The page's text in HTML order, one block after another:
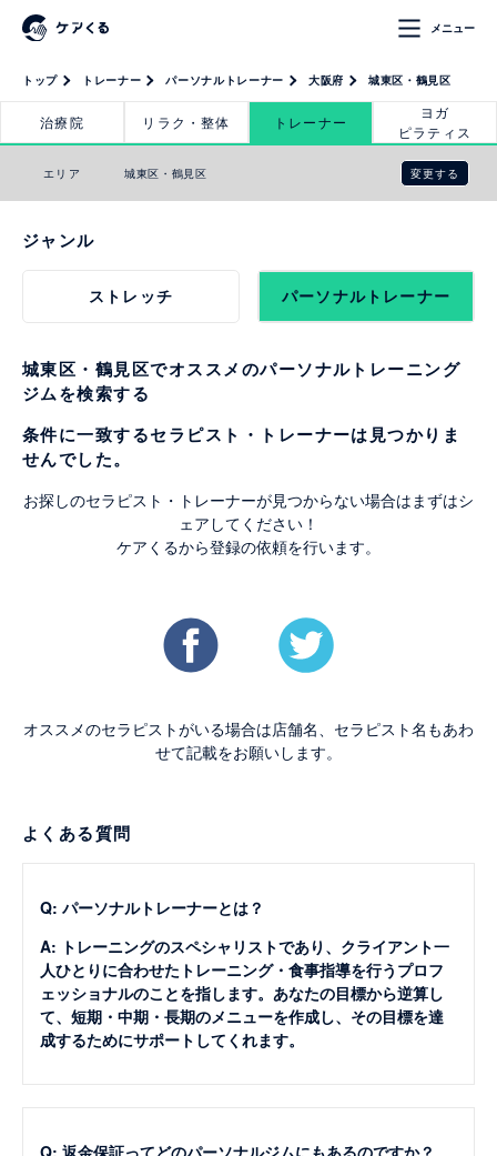
メニュー
トップ トレーナー パーソナルトレーナー 大阪府 城東区・鶴見区
治療院 リラク・整体 トレーナー
ヨガ
ピラティス
エリア 城東区・鶴見区 変更する
ジャンル
ストレッチ パーソナルトレーナー
城東区・鶴見区でオススメのパーソナルトレーニング
ジムを検索する
条件に一致するセラピスト・トレーナーは見つかりま
せんでした。
お探しのセラピスト・トレーナーが見つからない場合はまずはシ
ェアしてください！
ケアくるから登録の依頼を行います。
オススメのセラピストがいる場合は店舗名、セラピスト名もあわ
せて記載をお願いします。
よくある質問
Q: パーソナルトレーナーとは？
A: トレーニングのスペシャリストであり、クライアント一
人ひとりに合わせたトレーニング・食事指導を行うプロフ
ェッショナルのことを指します。あなたの目標から逆算し
て、短期・中期・長期のメニューを作成し、その目標を達
成するためにサポートしてくれます。